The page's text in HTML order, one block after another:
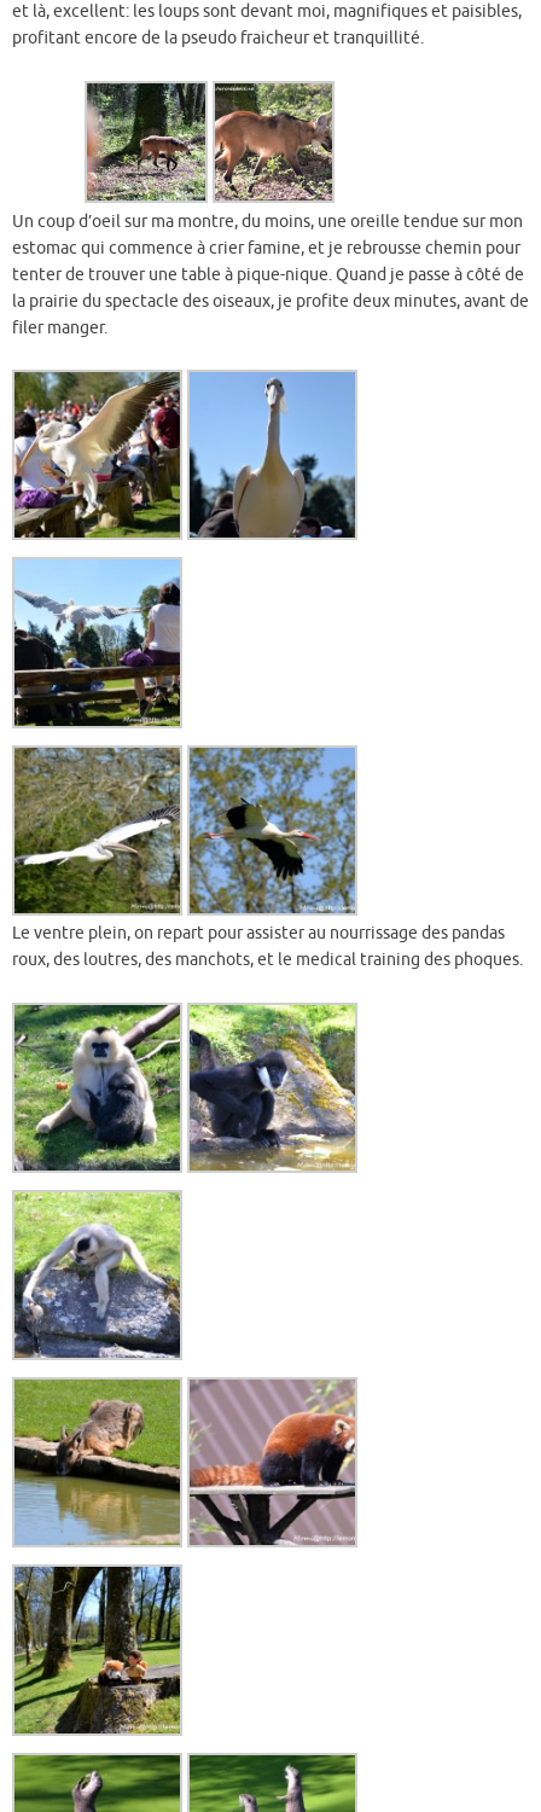
et là, excellent: les loups sont devant moi, magnifiques et paisibles,
profitant encore de la pseudo fraicheur et tranquillité.
Un coup d’oeil sur ma montre, du moins, une oreille tendue sur mon
estomac qui commence à crier famine, et je rebrousse chemin pour
tenter de trouver une table à pique-nique. Quand je passe à côté de
la prairie du spectacle des oiseaux, je profite deux minutes, avant de
filer manger.
Le ventre plein, on repart pour assister au nourrissage des pandas
roux, des loutres, des manchots, et le medical training des phoques.